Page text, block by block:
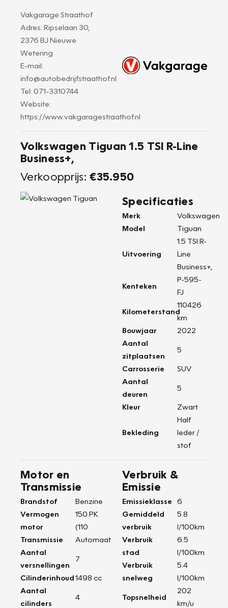
Vakgarage Straathof
Adres: Ripselaan 30,
2376 BJ Nieuwe
Wetering
E-mail:
info@autobedrijfstraathof.nl
Tel: 071-3310744
Website:
https://www.vakgaragestraathof.nl
Volkswagen Tiguan 1.5 TSI R-Line
Business+,
Verkoopprijs: €35.950
Specificaties
Merk
Volkswagen
Model
Tiguan
Uitvoering
1.5 TSI R-
Line
Business+,
Kenteken
P-595-
FJ
Kilometerstand
110426
km
Bouwjaar
2022
Aantal
zitplaatsen
5
Carrosserie
SUV
Aantal
deuren
5
Kleur Zwart
Bekleding
Half
leder /
stof
Motor en
Transmissie
Brandstof
Benzine
Vermogen
motor
150 PK
(110
Transmissie
Automaat
Aantal
versnellingen
7
Cilinderinhoud1498 cc
Aantal
cilinders
4
Verbruik &
Emissie
Emissieklasse
6
Gemiddeld
verbruik
5.8
l/100km
Verbruik
stad
6.5
l/100km
Verbruik
snelweg
5.4
l/100km
Topsnelheid
202
km/u